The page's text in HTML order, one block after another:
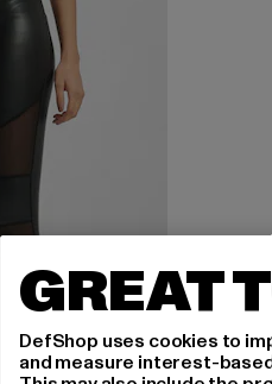
GREAT
DefShop uses cookies to
and measure interest-